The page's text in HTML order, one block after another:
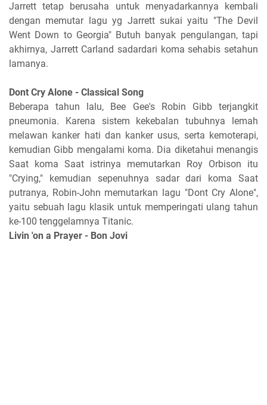
Jarrett tetap berusaha untuk menyadarkannya kembali
dengan memutar lagu yg Jarrett sukai yaitu "The Devil
Went Down to Georgia" Butuh banyak pengulangan, tapi
akhirnya, Jarrett Carland sadardari koma sehabis setahun
lamanya.
Dont Cry Alone - Classical Song
Beberapa tahun lalu, Bee Gee's Robin Gibb terjangkit
pneumonia. Karena sistem kekebalan tubuhnya lemah
melawan kanker hati dan kanker usus, serta kemoterapi,
kemudian Gibb mengalami koma. Dia diketahui menangis
Saat koma Saat istrinya memutarkan Roy Orbison itu
"Crying," kemudian sepenuhnya sadar dari koma Saat
putranya, Robin-John memutarkan lagu "Dont Cry Alone",
yaitu sebuah lagu klasik untuk memperingati ulang tahun
ke-100 tenggelamnya Titanic.
Livin 'on a Prayer - Bon Jovi